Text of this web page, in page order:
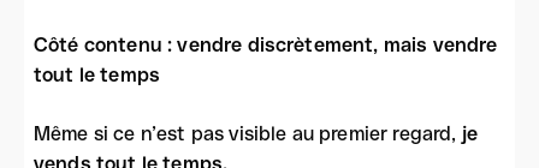
Côté contenu : vendre discrètement, mais vendre
tout le temps
Même si ce n’est pas visible au premier regard, je
vends tout le temps.